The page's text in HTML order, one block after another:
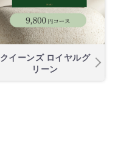
クイーンズ ロイヤルグ
リーン